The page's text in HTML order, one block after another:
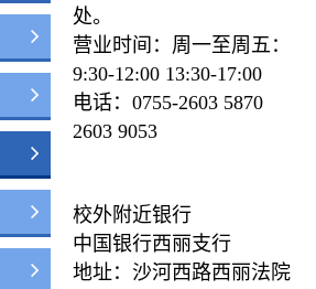
处。
营业时间：周一至周五：
9:30-12:00 13:30-17:00
电话：0755-2603 5870
2603 9053
校外附近银行
中国银行西丽支行
地址：沙河西路西丽法院